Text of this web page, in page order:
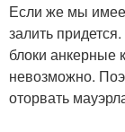
Если же мы
залить
блоки анкерные
невозможно.
оторвать